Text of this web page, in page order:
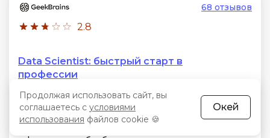
2.8
68 отзывов
Data Scientist: быстрый старт в
профессии
Формат:Лекции онлайн, видеоуроки в записи.
Особенности:Python, SQL, Machine Learning,
Продолжая использовать сайт, вы
соглашаетесь с условиями
использования файлов cookie 🍪
Окей